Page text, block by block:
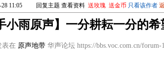
11:05 回复主题 查看资料 送玫瑰 送金币 只看该作者
小雨原声】一分耕耘一分的
表在 原声地带 华声论坛 https://bbs.voc.com.cn/forum-